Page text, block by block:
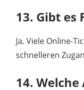
13. Gibt es
Ja. Viele Online-
schnelleren
14.